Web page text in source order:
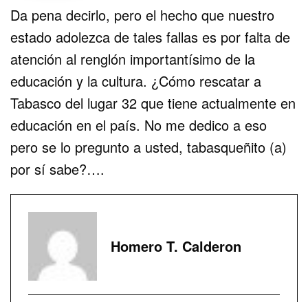
Da pena decirlo, pero el hecho que nuestro
estado adolezca de tales fallas es por falta de
atención al renglón importantísimo de la
educación y la cultura. ¿Cómo rescatar a
Tabasco del lugar 32 que tiene actualmente en
educación en el país. No me dedico a eso
pero se lo pregunto a usted, tabasqueñito (a)
por sí sabe?….
Homero T. Calderon